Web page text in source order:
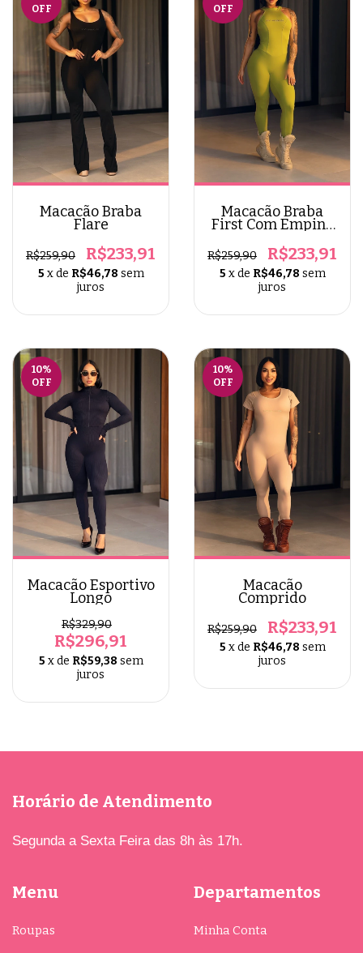
OFF
Macacão Braba
Flare
R$259,90 R$233,91
5 x de R$46,78 sem
juros
OFF
Macacão Braba
First Com Empina
R$259,90 R$233,91
5 x de R$46,78 sem
juros
10%
OFF
Macacão Esportivo
Longo
R$329,90
R$296,91
5 x de R$59,38 sem
juros
10%
OFF
Macacão
Comprido
R$259,90 R$233,91
5 x de R$46,78 sem
juros
Horário de Atendimento
Segunda a Sexta Feira das 8h às 17h.
Menu
Roupas
Departamentos
Minha Conta